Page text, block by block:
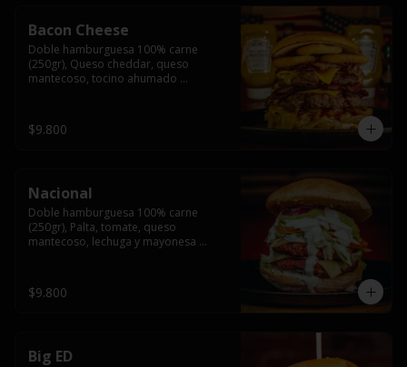
Bacon Cheese
Doble hamburguesa 100% carne
(250gr), Queso cheddar, queso
mantecoso, tocino ahumado
brioche y acompañado de papas
fritas.
$9.800
Nacional
Doble hamburguesa 100% carne
(250gr), Palta, tomate, queso
mantecoso, lechuga y mayonesa
$9.800
Big ED